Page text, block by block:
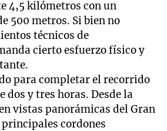
4,5 kilómetros con un
500 metros. Si bien no
técnicos de
cierto esfuerzo físico y
para completar el recorrido
dos y tres horas. Desde la
vistas panorámicas del Gran
cordones